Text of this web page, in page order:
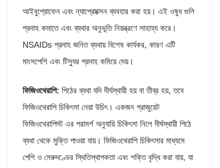
আইবুপ্রোফেন এবং ন্যাপ্রোক্সেন ব্যবহার করা হয়। এই ওষুধ গুলি
প্রদাহ কমাতে এবং ব্যথার অনুভূতি নিয়ন্ত্রণে সাহায্য করে।
NSAIDs প্রদাহ জনিত ব্যথায় বিশেষ কার্যকর, কারণ এটি
মাংসপেশি এবং টিস্যুর প্রদাহ কমিয়ে দেয়।
ফিজিওথেরাপি: পিঠের ব্যথা যদি দীর্ঘস্থায়ী হয় বা তীব্র হয়, তবে
ফিজিওথেরাপি চিকিৎসা নেয়া উচিৎ। একজন গ্রাজুয়েট
ফিজিওথেরাপিস্ট এর পরামর্শ অনুযায়ি চিকিৎসা নিলে দীর্ঘস্থায়ী পিঠে
ব্যথা থেকে মুক্তি পাওয়া যায়। ফিজিওথেরাপি চিকিৎসার মাধ্যমে
পেশি ও মেরুদণ্ডের স্থিতিস্থাপকতা এবং শক্তি বৃদ্ধি করা যায়, যা